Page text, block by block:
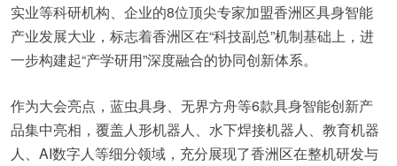
实业等科研机构、企业的8位顶尖专家加盟香洲区具身智能
产业发展大业，标志着香洲区在“科技副总”机制基础上，进
一步构建起“产学研用”深度融合的协同创新体系。
作为大会亮点，蓝虫具身、无界方舟等6款具身智能创新产
品集中亮相，覆盖人形机器人、水下焊接机器人、教育机器
人、AI数字人等细分领域，充分展现了香洲区在整机研发与